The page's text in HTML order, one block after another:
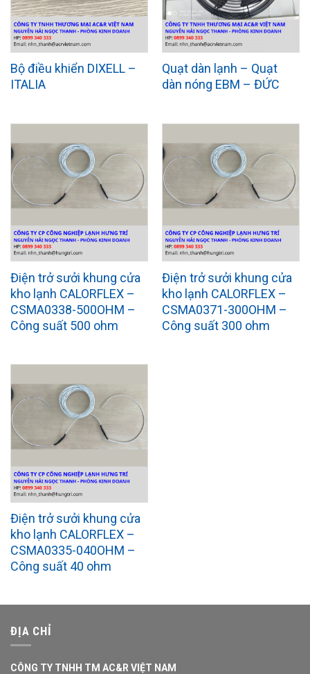
Bộ điều khiển DIXELL –
ITALIA
Quạt dàn lạnh – Quạt
dàn nóng EBM – ĐỨC
Điện trở sưởi khung cửa
kho lạnh CALORFLEX –
CSMA0338-500OHM –
Công suất 500 ohm
Điện trở sưởi khung cửa
kho lạnh CALORFLEX –
CSMA0371-300OHM –
Công suất 300 ohm
Điện trở sưởi khung cửa
kho lạnh CALORFLEX –
CSMA0335-040OHM –
Công suất 40 ohm
ĐỊA CHỈ
CÔNG TY TNHH TM AC&R VIỆT NAM